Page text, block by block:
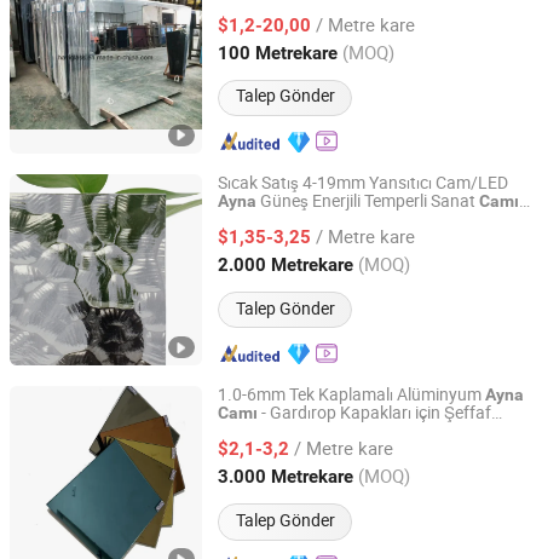
$1,2-20,00 / Metre kare
100 Metrekare (MOQ)
Talep Gönder
Shandong, China Fiyat 2019
Sıcak Satış 4-19mm Yansıtıcı Cam/LED
Ayna Güneş Enerjili Temperli Sanat Camı
DekorasyonuCamıUygun Fiyatlarla
$1,35-3,25 / Metre kare
2.000 Metrekare (MOQ)
Talep Gönder
QINGDAO RISING STAR GLASS CO.,LTD
Shandong, China Fiyat 2016
1.0-6mm Tek Kaplamalı AlüminyumAyna
Camı - Gardırop Kapakları için Şeffaf
$2,1-3,2 / Metre kare
3.000 Metrekare (MOQ)
Talep Gönder
QINHUANGDAO GREEN STAR MIRROR CO., LTD.
Hebei, China Fiyat 2018